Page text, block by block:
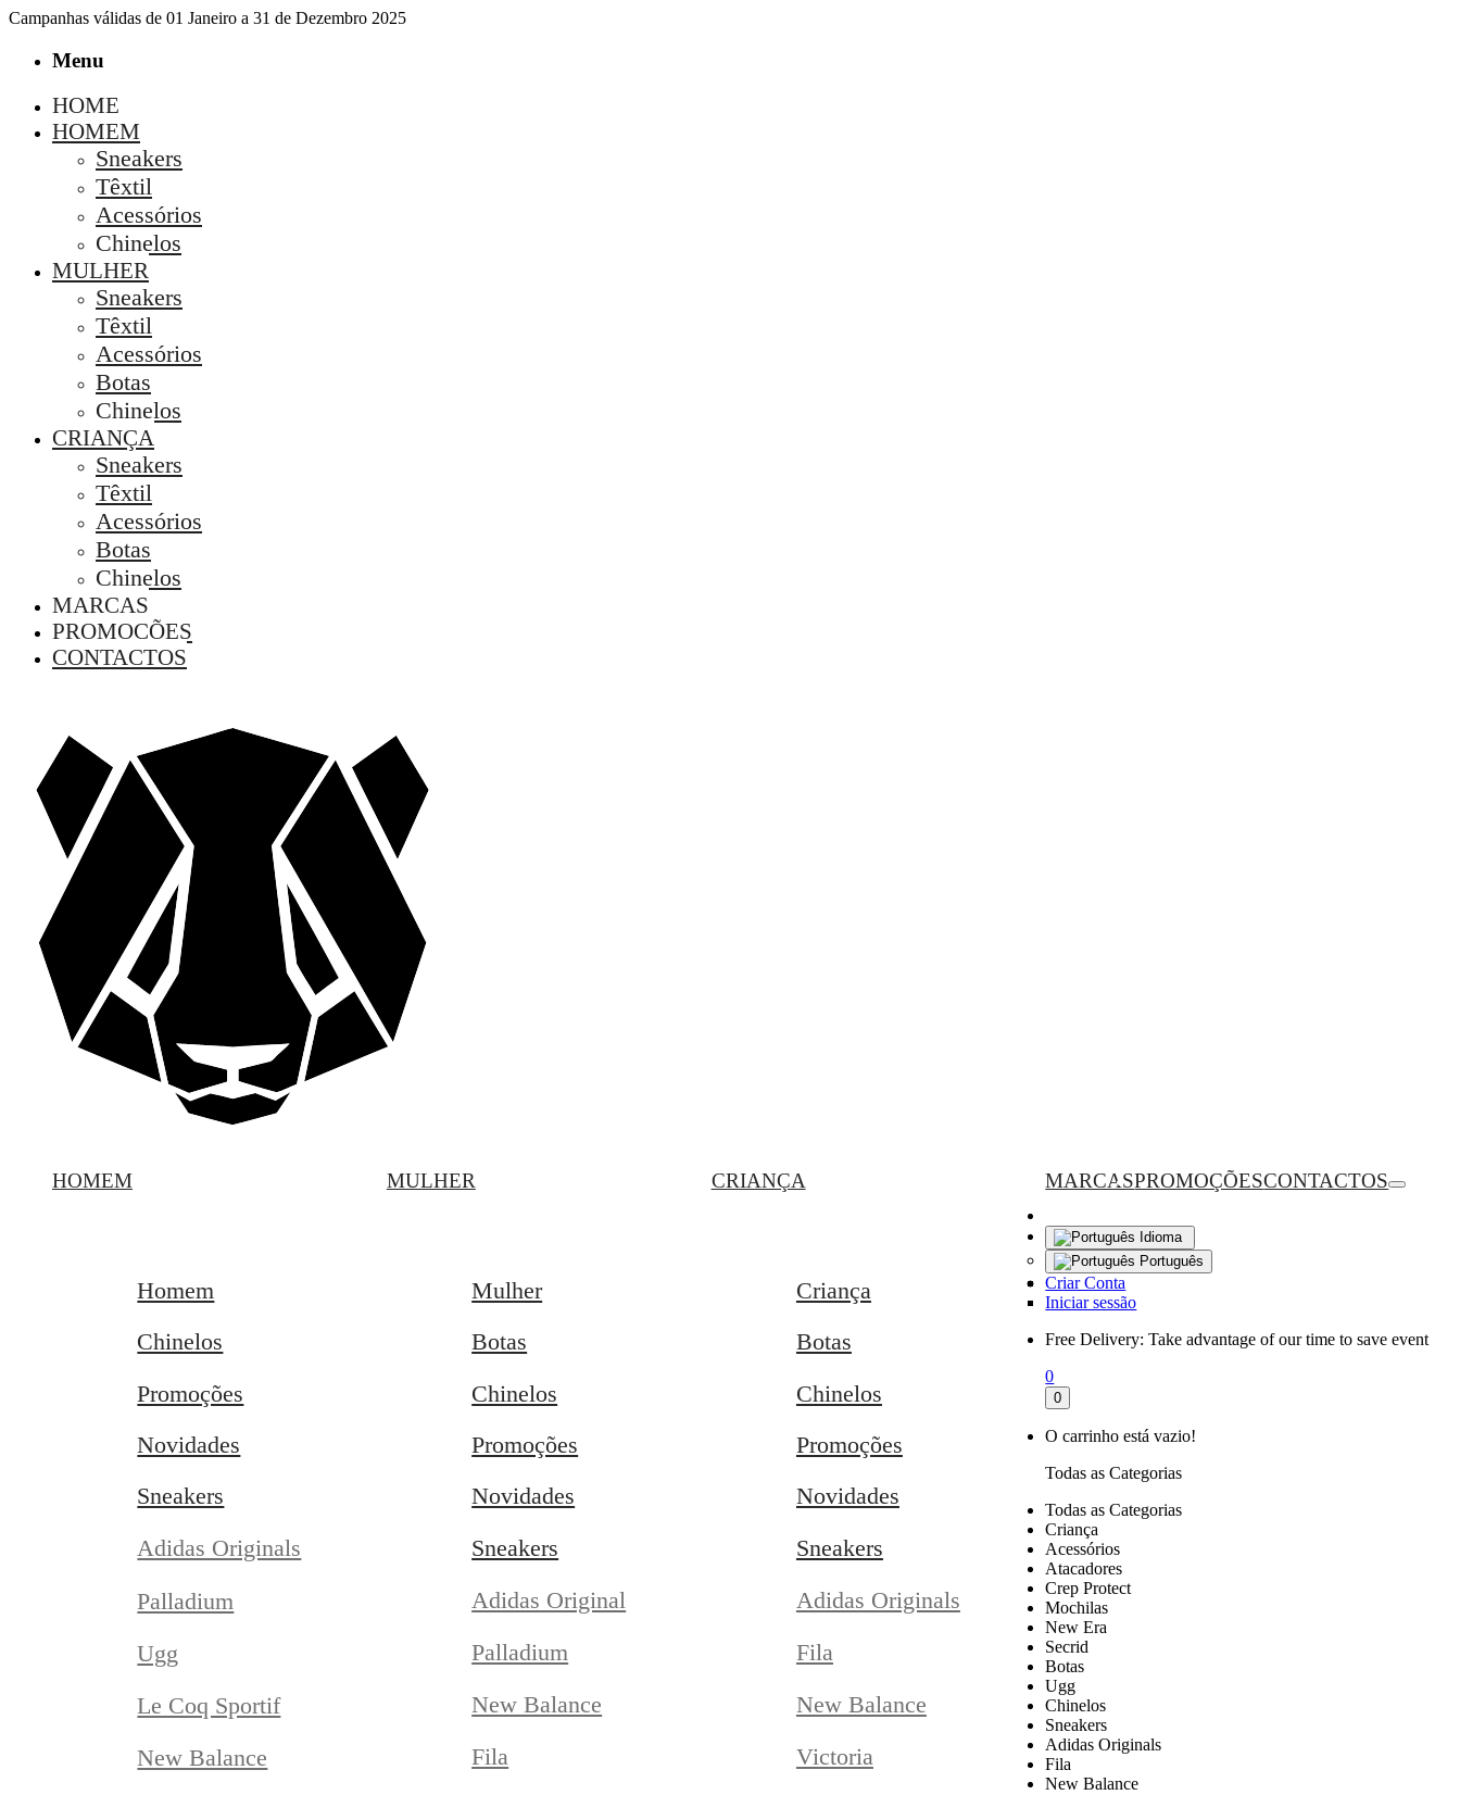
Campanhas válidas de 01 Janeiro a 31 de Dezembro 2025
Menu
HOME
HOMEM
Sneakers
Têxtil
Acessórios
Chinelos
MULHER
Sneakers
Têxtil
Acessórios
Botas
Chinelos
CRIANÇA
Sneakers
Têxtil
Acessórios
Botas
Chinelos
MARCAS
PROMOÇÕES
CONTACTOS
HOMEM
Homem
Chinelos
Promoções
Novidades
Sneakers
Adidas Originals
Palladium
Ugg
Le Coq Sportif
New Balance
MULHER
Mulher
Botas
Chinelos
Promoções
Novidades
Sneakers
Adidas Original
Palladium
New Balance
Fila
CRIANÇA
Criança
Botas
Chinelos
Promoções
Novidades
Sneakers
Adidas Originals
Fila
New Balance
Victoria
MARCASPROMOÇÕESCONTACTOS
Idioma
Português
Criar Conta
Iniciar sessão
Free Delivery: Take advantage of our time to save event
0
0
O carrinho está vazio!
Todas as Categorias
Todas as Categorias
Criança
Acessórios
Atacadores
Crep Protect
Mochilas
New Era
Secrid
Botas
Ugg
Chinelos
Sneakers
Adidas Originals
Fila
New Balance